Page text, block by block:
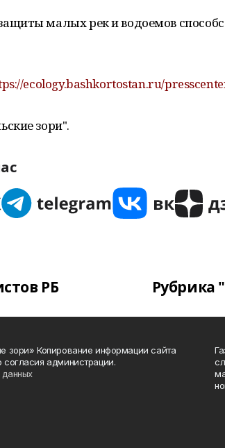
малых рек и водоемов
ecology.bashkortostan.ru/
зори".
РБ Рубрика
зори» Копирование информации сайта
администрации.